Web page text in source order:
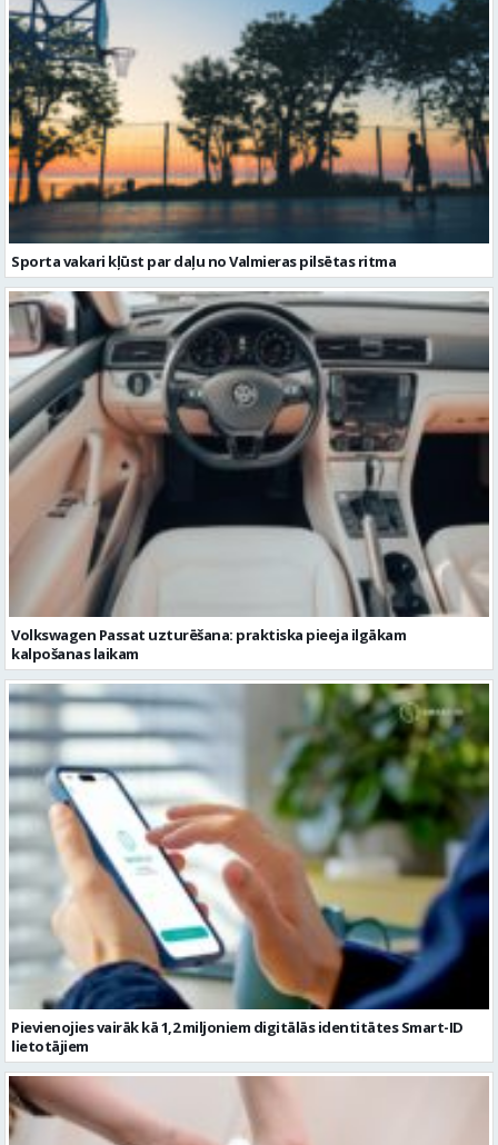
Sporta vakari kļūst par daļu no Valmieras pilsētas ritma
Volkswagen Passat uzturēšana: praktiska pieeja ilgākam
kalpošanas laikam
Pievienojies vairāk kā 1,2 miljoniem digitālās identitātes Smart-ID
lietotājiem